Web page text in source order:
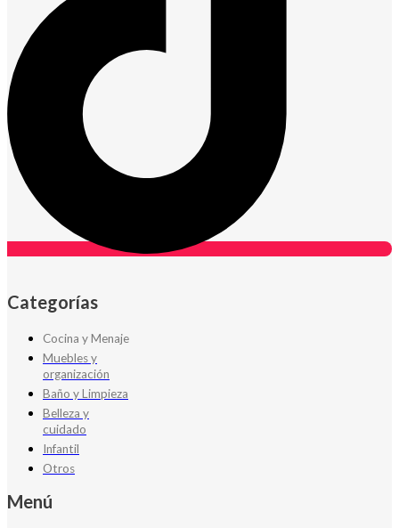
Categorías
Cocina y Menaje
Muebles y
organización
Baño y Limpieza
Belleza y
cuidado
Infantil
Otros
Menú